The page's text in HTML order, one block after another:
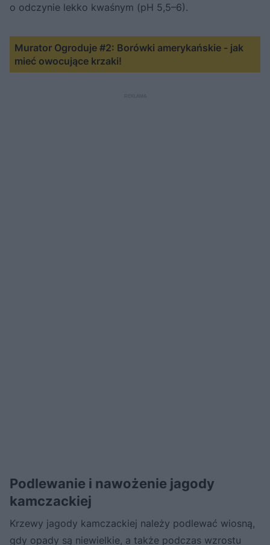
o odczynie lekko kwaśnym (pH 5,5–6).
Murator Ogroduje #2: Borówki amerykańskie - jak
mieć owocujące krzaki!
Podlewanie i nawożenie jagody
kamczackiej
Krzewy jagody kamczackiej należy podlewać wiosną,
gdy opady są niewielkie, a także podczas wzrostu